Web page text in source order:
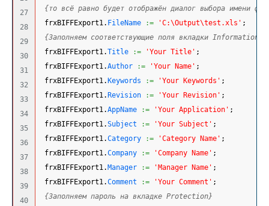
27
28
29
30
31
32
33
34
35
36
37
38
39
40
{то всё равно будет отображён диалог выбора имени
frxBIFFExport1. FileName := 'C:\Output\test.xls' ;
{Заполняем соответствующие поля вкладки Information}
frxBIFFExport1.Title := 'Your Title' ;
frxBIFFExport1.Author := 'Your Name' ;
frxBIFFExport1. Keywords := 'Your Keywords' ;
frxBIFFExport1. Revision := 'Your Revision' ;
frxBIFFExport1.AppName := 'Your Application' ;
frxBIFFExport1.Subject := 'Your Subject' ;
frxBIFFExport1.Category := 'Category Name' ;
frxBIFFExport1.Company := 'Company Name' ;
frxBIFFExport1. Manager := 'Manager Name' ;
frxBIFFExport1.Comment := 'Your Comment' ;
{Заполняем пароль на вкладке Protection}